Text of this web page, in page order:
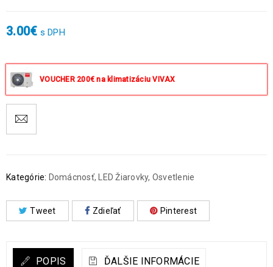
3.00€ s DPH
VOUCHER 200€ na klimatizáciu VIVAX
Kategórie: Domácnosť, LED Žiarovky, Osvetlenie
Tweet Zdieľať Pinterest
POPIS ĎALŠIE INFORMÁCIE